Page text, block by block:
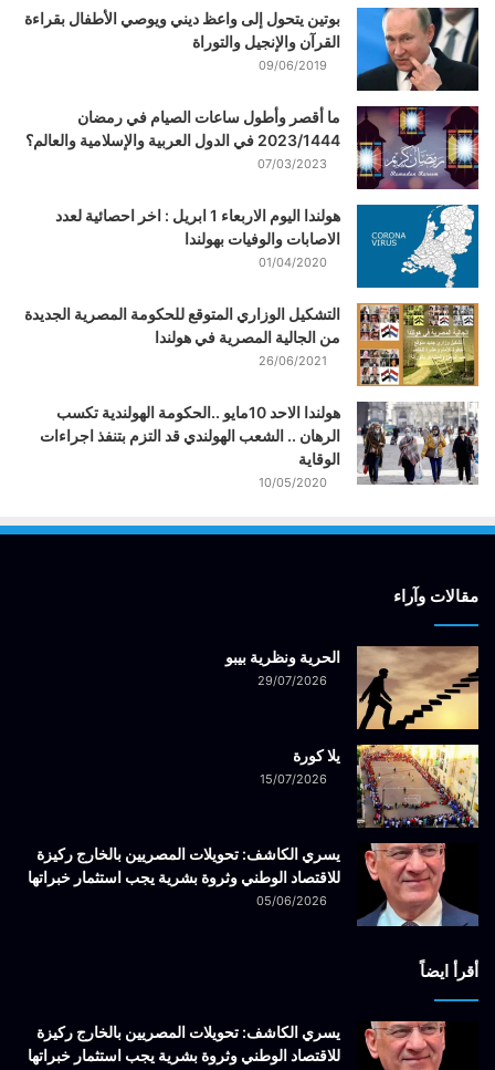
بوتين يتحول إلى واعظ ديني ويوصي الأطفال بقراءة
القرآن والإنجيل والتوراة
09/06/2019
ما أقصر وأطول ساعات الصيام في رمضان
2023/1444 في الدول العربية والإسلامية والعالم؟
07/03/2023
هولندا اليوم الاربعاء 1 ابريل : اخر احصائية لعدد
الاصابات والوفيات بهولندا
01/04/2020
التشكيل الوزاري المتوقع للحكومة المصرية الجديدة
من الجالية المصرية في هولندا
26/06/2021
هولندا الاحد 10مايو ..الحكومة الهولندية تكسب
الرهان .. الشعب الهولندي قد التزم بتنفذ اجراءات
الوقاية
10/05/2020
مقالات وآراء
الحرية ونظرية بيبو
29/07/2026
يلا كورة
15/07/2026
يسري الكاشف: تحويلات المصريين بالخارج ركيزة
للاقتصاد الوطني وثروة بشرية يجب استثمار خبراتها
05/06/2026
أقرأ ايضاً
يسري الكاشف: تحويلات المصريين بالخارج ركيزة
للاقتصاد الوطني وثروة بشرية يجب استثمار خبراتها